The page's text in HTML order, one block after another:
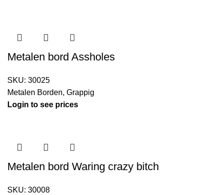
Metalen bord Assholes
SKU: 30025
Metalen Borden, Grappig
Login to see prices
Metalen bord Waring crazy bitch
SKU: 30008